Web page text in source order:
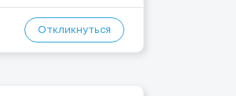
400–500 км в день.
Откликнуться